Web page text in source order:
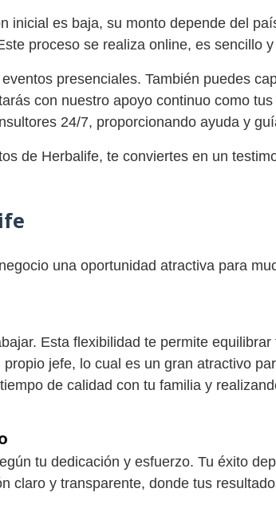
inicial es baja, su monto depende del
proceso se realiza online, es sencillo
presenciales. También puedes
con nuestro apoyo continuo como
24/7, proporcionando ayuda y
de Herbalife, te conviertes en un
una oportunidad atractiva para
Esta flexibilidad te permite
jefe, lo cual es un gran atractivo
de calidad con tu familia y
tu dedicación y esfuerzo. Tu éxito
claro y transparente, donde tus